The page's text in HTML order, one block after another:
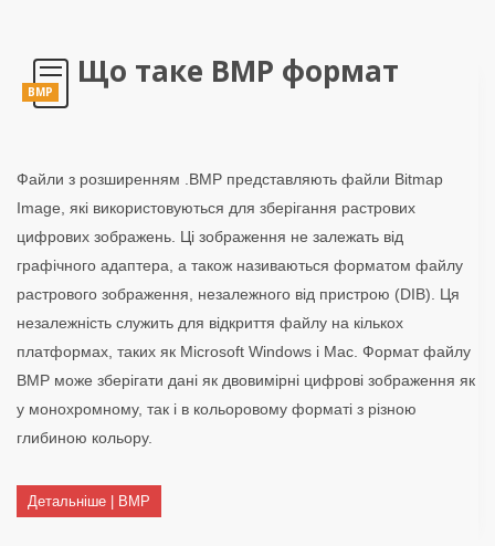
BMP
Що таке BMP формат
Файли з розширенням .BMP представляють файли Bitmap
Image, які використовуються для зберігання растрових
цифрових зображень. Ці зображення не залежать від
графічного адаптера, а також називаються форматом файлу
растрового зображення, незалежного від пристрою (DIB). Ця
незалежність служить для відкриття файлу на кількох
платформах, таких як Microsoft Windows і Mac. Формат файлу
BMP може зберігати дані як двовимірні цифрові зображення як
у монохромному, так і в кольоровому форматі з різною
глибиною кольору.
Детальніше | BMP